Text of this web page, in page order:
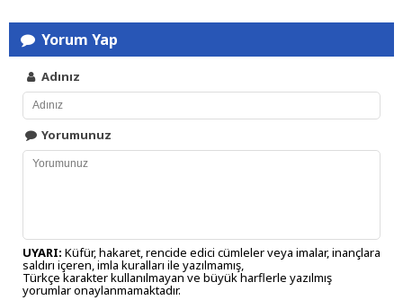
Yorum Yap
Adınız
Yorumunuz
UYARI: Küfür, hakaret, rencide edici cümleler veya imalar, inançlara
saldırı içeren, imla kuralları ile yazılmamış,
Türkçe karakter kullanılmayan ve büyük harflerle yazılmış
yorumlar onaylanmamaktadır.